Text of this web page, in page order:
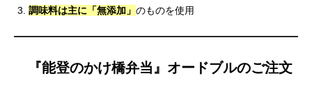
調味料は主に「無添加」 のものを使用
『能登のかけ橋弁当』オードブルのご注文